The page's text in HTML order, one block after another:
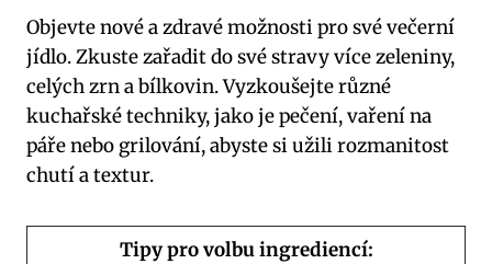
Objevte nové a zdravé možnosti pro své večerní
jídlo. Zkuste zařadit do své stravy více zeleniny,
celých zrn a bílkovin. Vyzkoušejte různé
kuchařské techniky, jako je pečení, vaření na
páře nebo grilování, abyste si užili rozmanitost
chutí a textur.
Tipy pro volbu ingrediencí: